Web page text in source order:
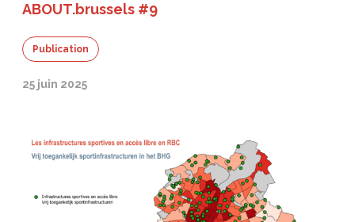
ABOUT.brussels #9
Publication
25 juin 2025